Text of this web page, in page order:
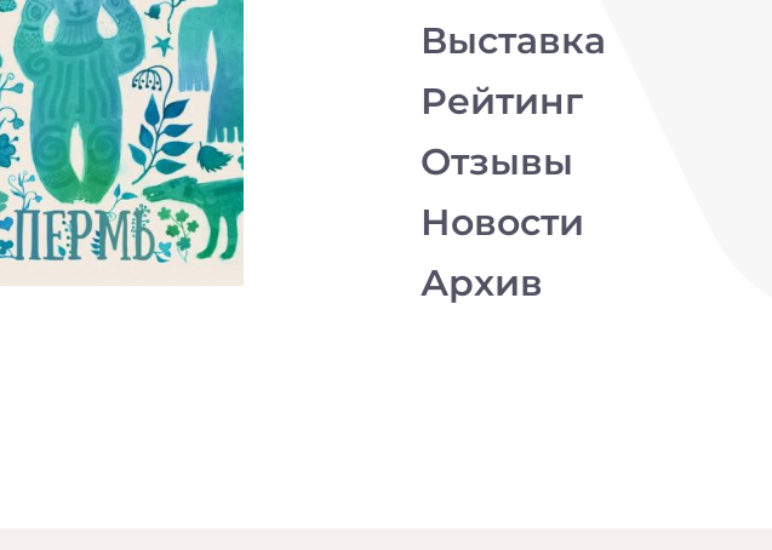
Выставка
Рейтинг
Отзывы
Новости
Архив